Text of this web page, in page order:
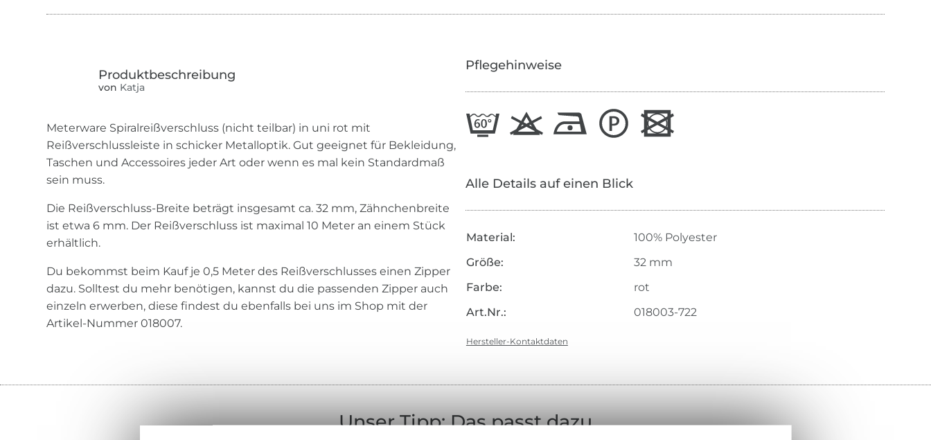
von Katja
Meterware Spiralreißverschluss (nicht teilbar) in uni rot mit
Reißverschlussleiste in schicker Metalloptik. Gut geeignet für Bekleidung,
Taschen und Accessoires jeder Art oder wenn es mal kein Standardmaß
sein muss.
Die Reißverschluss-Breite beträgt insgesamt ca. 32 mm, Zähnchenbreite
ist etwa 6 mm. Der Reißverschluss ist maximal 10 Meter an einem Stück
erhältlich.
Du bekommst beim Kauf je 0,5 Meter des Reißverschlusses einen Zipper
dazu. Solltest du mehr benötigen, kannst du die passenden Zipper auch
einzeln erwerben, diese findest du ebenfalls bei uns im Shop mit der
Artikel-Nummer 018007.
Pflegehinweise
Alle Details auf einen Blick
Material:
100% Polyester
Größe:
32 mm
Farbe:
rot
Art.Nr.:
018003-722
Hersteller-Kontaktdaten
Unser Tipp: Das passt dazu